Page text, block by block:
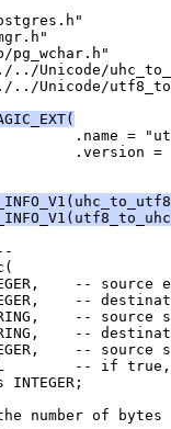
pg_wchar.h"
../Unicode/
../Unicode/
.name =
.version =
-- source
--
-- source
--
-- source
-- if
INTEGER;
number of bytes